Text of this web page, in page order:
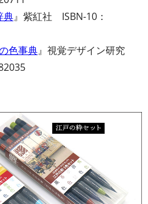
典』紫紅社 ISBN-10：
色事典』視覚デザイン研究